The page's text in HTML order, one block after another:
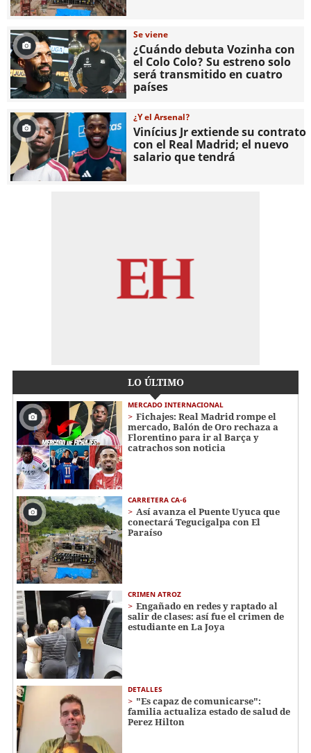
Se viene
¿Cuándo debuta Vozinha con
el Colo Colo? Su estreno solo
será transmitido en cuatro
países
¿Y el Arsenal?
Vinícius Jr extiende su contrato
con el Real Madrid; el nuevo
salario que tendrá
LO ÚLTIMO
MERCADO INTERNACIONAL
Fichajes: Real Madrid rompe el
mercado, Balón de Oro rechaza a
Florentino para ir al Barça y
catrachos son noticia
CARRETERA CA-6
Así avanza el Puente Uyuca que
conectará Tegucigalpa con El
Paraíso
CRIMEN ATROZ
Engañado en redes y raptado al
salir de clases: así fue el crimen de
estudiante en La Joya
DETALLES
"Es capaz de comunicarse":
familia actualiza estado de salud de
Perez Hilton